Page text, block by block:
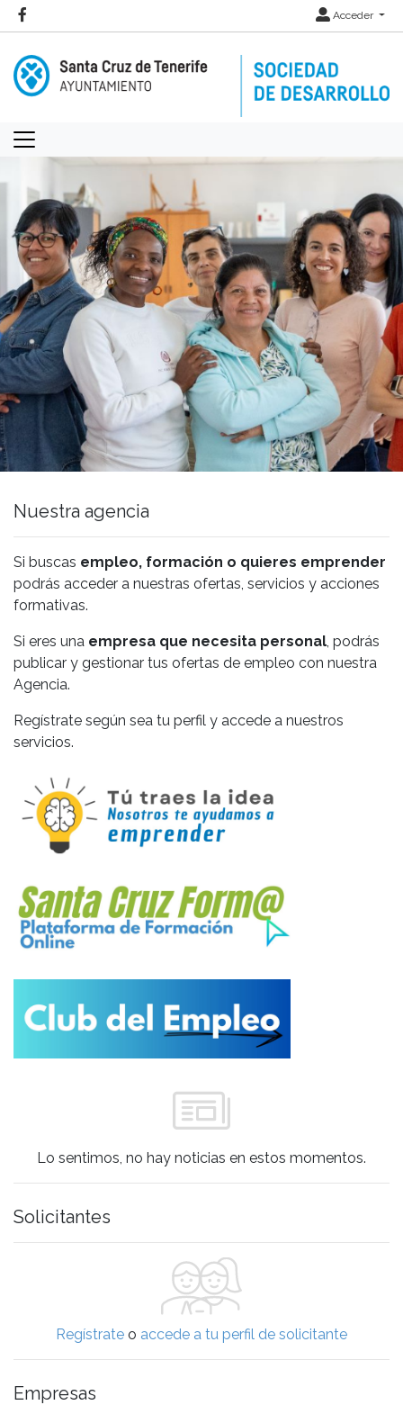
Acceder
Nuestra agencia
Si buscas empleo, formación o quieres emprender
podrás acceder a nuestras ofertas, servicios y acciones
formativas.
Si eres una empresa que necesita personal , podrás
publicar y gestionar tus ofertas de empleo con nuestra
Agencia.
Regístrate según sea tu perfil y accede a nuestros
servicios.
Lo sentimos, no hay noticias en estos momentos.
Solicitantes
Regístrate o accede a tu perfil de solicitante
Empresas